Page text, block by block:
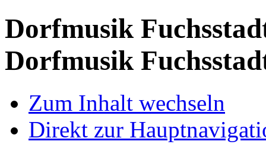
Dorfmusik
Dorfmusik
Zum Inhalt wechseln
Direkt zur